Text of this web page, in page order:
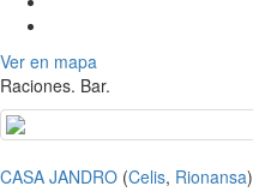
Ver en mapa
Raciones. Bar.
CASA JANDRO (Celis, Rionansa)